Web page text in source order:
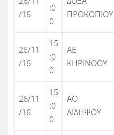
/16
:0
0
ΠΡΟΚΟΠΙΟΥ
26/11
/16
15
:0
0
ΑΕ
ΚΗΡΙΝΘΟΥ
26/11
/16
15
:0
0
ΑΟ
ΑΙΔΗΨΟΥ